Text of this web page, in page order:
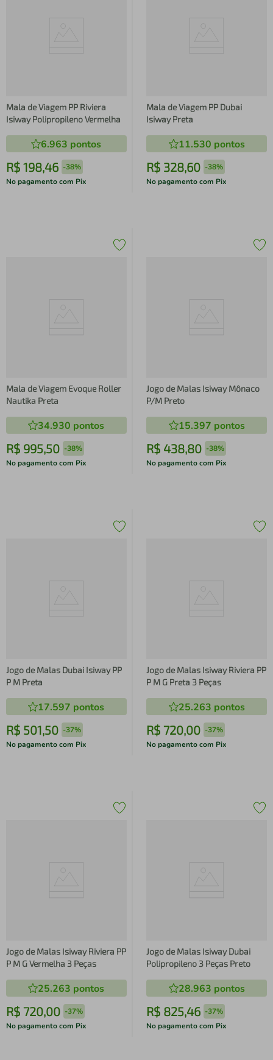
Mala de Viagem PP Riviera
Isiway Polipropileno Vermelha
6.963 pontos
R$ 198,46 -38%
No pagamento com Pix
Mala de Viagem PP Dubai
Isiway Preta
11.530 pontos
R$ 328,60 -38%
No pagamento com Pix
Mala de Viagem Evoque Roller
Nautika Preta
34.930 pontos
R$ 995,50 -38%
No pagamento com Pix
Jogo de Malas Isiway Mônaco
P/M Preto
15.397 pontos
R$ 438,80 -38%
No pagamento com Pix
Jogo de Malas Dubai Isiway PP
P M Preta
17.597 pontos
R$ 501,50 -37%
No pagamento com Pix
Jogo de Malas Isiway Riviera PP
P M G Preta 3 Peças
25.263 pontos
R$ 720,00 -37%
No pagamento com Pix
Jogo de Malas Isiway Riviera PP
P M G Vermelha 3 Peças
25.263 pontos
R$ 720,00 -37%
No pagamento com Pix
Jogo de Malas Isiway Dubai
Polipropileno 3 Peças Preto
28.963 pontos
R$ 825,46 -37%
No pagamento com Pix